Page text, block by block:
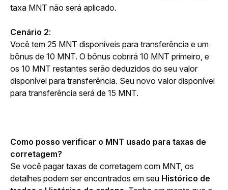
taxa MNT não será aplicado.
Cenário 2:
Você tem 25 MNT disponíveis para transferência e um
bônus de 10 MNT. O bônus cobrirá 10 MNT primeiro, e
os 10 MNT restantes serão deduzidos do seu valor
disponível para transferência. Seu novo valor disponível
para transferência será de 15 MNT.
Como posso verificar o MNT usado para taxas de
corretagem?
Se você pagar taxas de corretagem com MNT, os
detalhes podem ser encontrados em seu Histórico de